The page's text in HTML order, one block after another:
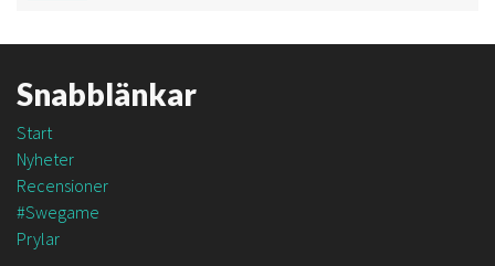
Snabblänkar
Start
Nyheter
Recensioner
#Swegame
Prylar